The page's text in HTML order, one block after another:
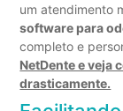
um atendimento
software para
completo e
NetDente e veja
drasticamente.